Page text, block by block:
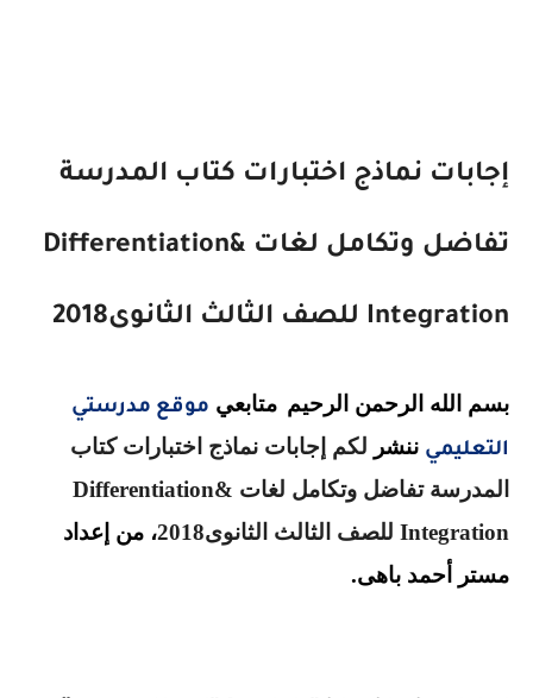
إجابات نماذج اختبارات كتاب المدرسة
تفاضل وتكامل لغات Differentiation&
Integration للصف الثالث الثانوى2018
بسم الله الرحمن الرحيم متابعي موقع مدرستي
التعليمي ننشر لكم إجابات نماذج اختبارات كتاب
المدرسة تفاضل وتكامل لغات
Differentiation&
Integration للصف الثالث الثانوى2018
، من إعداد
مستر أحمد باهى.